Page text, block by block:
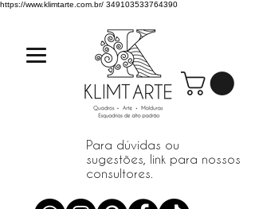
https://www.klimtarte.com.br/ 349103533764390
Para dúvidas ou
sugestões, link para nossos
consultores.